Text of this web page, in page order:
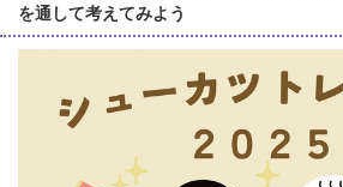
を通して考えてみよう